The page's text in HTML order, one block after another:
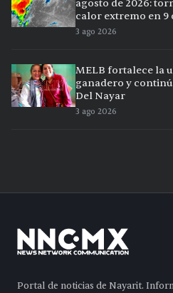
agosto de 2026:
calor extremo en 9
3 ago 2026
MELB fortalece la
ganadero y
Del Nayar
3 ago 2026
Portal de noticias de Nayarit.